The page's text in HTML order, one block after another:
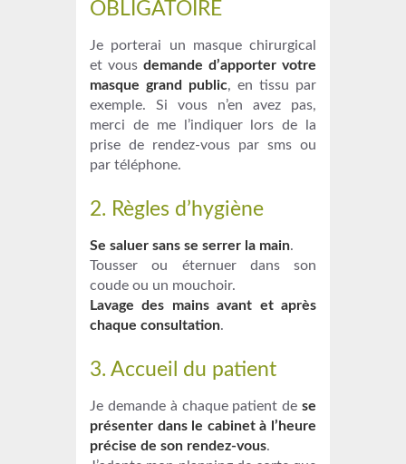
OBLIGATOIRE
Je porterai un masque chirurgical
et vous demande d’apporter votre
masque grand public, en tissu par
exemple. Si vous n’en avez pas,
merci de me l’indiquer lors de la
prise de rendez-vous par sms ou
par téléphone.
2. Règles d’hygiène
Se saluer sans se serrer la main.
Tousser ou éternuer dans son
coude ou un mouchoir.
Lavage des mains avant et après
chaque consultation.
3. Accueil du patient
Je demande à chaque patient de se
présenter dans le cabinet à l’heure
précise de son rendez-vous.